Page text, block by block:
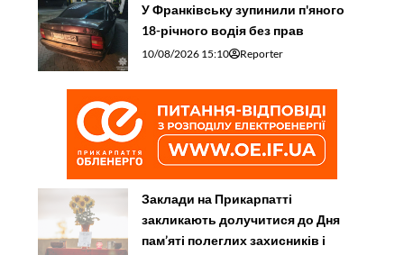
У Франківську зупинили п'яного
18-річного водія без прав
10/08/2026 15:10 Reporter
Заклади на Прикарпатті
закликають долучитися до Дня
пам’яті полеглих захисників і